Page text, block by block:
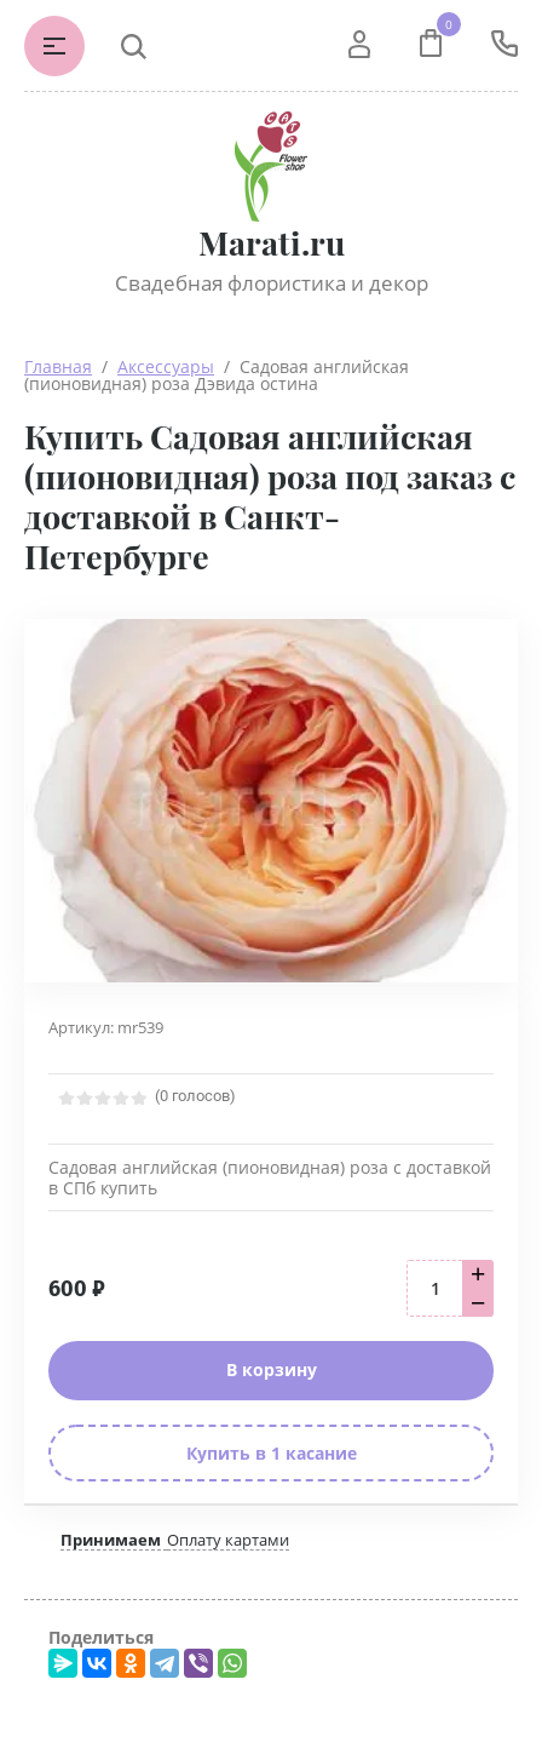
Marati.ru
Свадебная флористика и декор
0
Главная
  /
Аксессуары
  /  Садовая английская
(пионовидная) роза Дэвида остина
Купить Садовая английская
(пионовидная) роза под заказ с
доставкой в Санкт-
Петербурге
Артикул: mr539
(0 голосов)
Садовая английская (пионовидная) роза с доставкой
в СПб купить
600 ₽
−
+
В корзину
Купить в 1 касание
Принимаем Оплату картами
Поделиться